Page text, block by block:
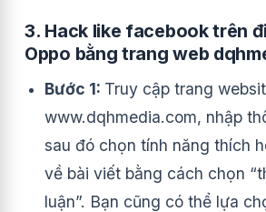
3. Hack like facebook trên
Oppo bằng trang web
Bước 1: Truy cập trang
www.dqhmedia.com, nhập
sau đó chọn tính năng thích
về bài viết bằng cách chọn
luận”. Bạn cũng có thể lựa